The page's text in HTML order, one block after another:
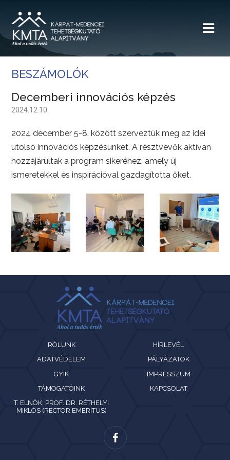
BESZÁMOLÓK
Decemberi innovációs képzés
2024.12.10.
2024 december 5-8. között szerveztük meg az idei
utolsó innovációs képzésünket. A résztvevők aktívan
hozzájárultak a program sikeréhez, amely új
ismeretekkel és inspirációval gazdagította őket.
RÓLUNK
HÍRLEVÉL
ADATVÉDELEM
PÁLYÁZATOK
GYIK
IMPRESSZUM
TÁMOGATÓINK
KAPCSOLAT
T. ELNÖK: PROF. DR. RÉTHELYI
MIKLÓS (RECTOR EMERITUS)